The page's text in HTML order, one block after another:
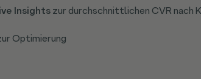
Insightszur durchschnittlichen CVR nach
Optimierung